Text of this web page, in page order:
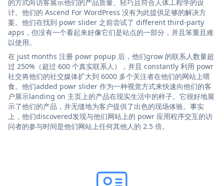
的方式向访客展示他们的产品质量、轻巧且符合人体工程学的设
计。他们的 Ascend For WordPress 没有为此提供足够的解决方
案。他们在找到 powr slider 之前尝试了 different third-party
apps，但没有一个看起来好像它们是站点的一部分，并且笨重且难
以使用。
在 just months 注册 powr popup 后，他们grow 的联系人数量超
过 250%（超过 600 个真实联系人），并且 constantly 利用 powr
社交将他们的社交媒体扩大到 6000 多个关注者在他们的网站上喂
食。他们added powr slider 作为一种视觉方式来快速向他们的客
户展示landing on 主页上的产品在现实生活中的样子。它很好地展
示了他们的产品，并无缝地为客户提供了出色的现场体验。事实
上，他们discovered发现与他们网站上的 powr 应用程序交互的访
问者的参与时间是他们网站上任何其他人的 2.5 倍。